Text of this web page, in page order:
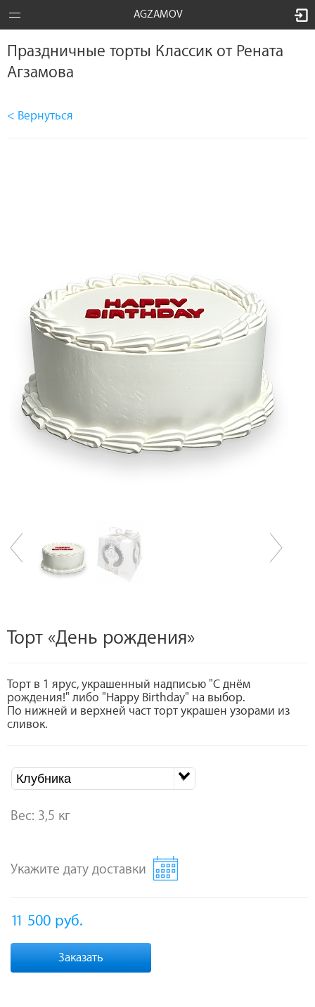
AGZAMOV
Праздничные торты Классик от Рената
Агзамова
< Вернуться
Торт «День рождения»
Торт в 1 ярус, украшенный надписью "С днём
рождения!" либо "Happy Birthday" на выбор.
По нижней и верхней част торт украшен узорами из
сливок.
Клубника
Вес: 3,5 кг
Укажите дату доставки
11 500 руб.
Заказать